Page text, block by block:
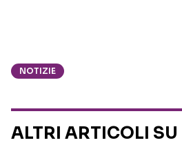
NOTIZIE
ALTRI ARTICOLI SU